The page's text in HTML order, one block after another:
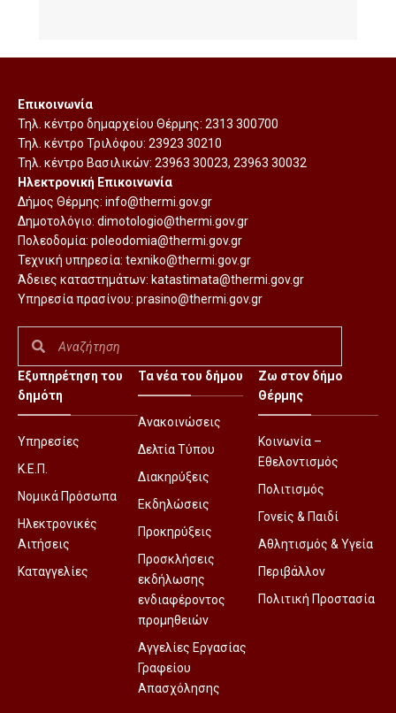
Επικοινωνία
Τηλ. κέντρο δημαρχείου Θέρμης: 2313 300700
Τηλ. κέντρο Τριλόφου: 23923 30210
Τηλ. κέντρο Βασιλικών: 23963 30023, 23963 30032
Ηλεκτρονική Επικοινωνία
Δήμος Θέρμης: info@thermi.gov.gr
Δημοτολόγιο: dimotologio@thermi.gov.gr
Πολεοδομία: poleodomia@thermi.gov.gr
Τεχνική υπηρεσία: texniko@thermi.gov.gr
Άδειες καταστημάτων: katastimata@thermi.gov.gr
Υπηρεσία πρασίνου: prasino@thermi.gov.gr
Εξυπηρέτηση του
δημότη
Υπηρεσίες
Κ.Ε.Π.
Νομικά Πρόσωπα
Ηλεκτρονικές
Αιτήσεις
Καταγγελίες
Τα νέα του δήμου
Ανακοινώσεις
Δελτία Τύπου
Διακηρύξεις
Εκδηλώσεις
Προκηρύξεις
Προσκλήσεις
εκδήλωσης
ενδιαφέροντος
προμηθειών
Αγγελίες Εργασίας
Γραφείου
Απασχόλησης
Ζω στον δήμο
Θέρμης
Κοινωνία –
Εθελοντισμός
Πολιτισμός
Γονείς & Παιδί
Αθλητισμός & Υγεία
Περιβάλλον
Πολιτική Προστασία